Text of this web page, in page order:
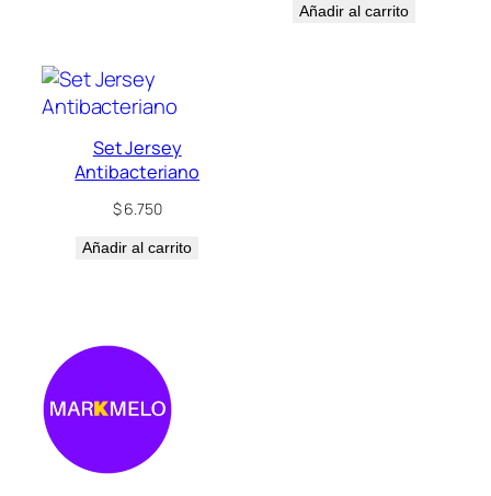
Añadir al carrito
Set Jersey
Antibacteriano
$6.750
Añadir al carrito